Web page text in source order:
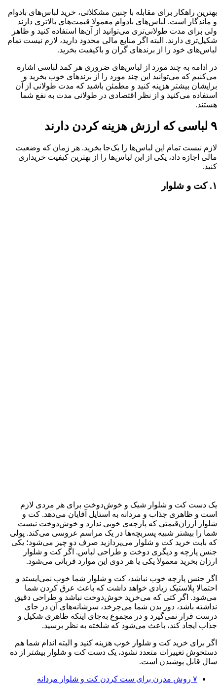
بهترین راهکار برای مقابله با چنین مشکلاتی، خرید لباس‌های بادوام
و ماندگار است. لباس‌های بادوام معمولا قیمت‌های بالاتری دارند
ولی برای مدت طولانی‌تری می‌توانید از آن‌ها استفاده کنید و ظاهر
شکیل‌تری دارند. البته اگر منابع مالی محدود دارید، لازم نیست تمام
لباس‌های خود را از برندهای گران و باکیفیت بخرید.
در ادامه به چند مورد از لباس‌های ضروری هر کمد لباسی اشاره
می‌کنیم که می‌توانید این چند مورد را از برندهای خوب بخرید و
برایشان بیشتر هزینه کنید و مطمئن باشید که مدت طولانی از آن
استفاده می‌کنید و از نظر اقتصادی در طولانی مدت به نفع شما
هستند.
۹ لباسی که ارزش هزینه کردن دارند
لازم نیست تمام این لباس‌ها را یک‌جا بخرید. هر زمان که وضعیت
مالی اجازه داد، یکی از این لباس‌ها را از بهترین کیفیت خریداری
کنید.
۱. کت و شلوار
یک دست کت و شلوار شیک و خوش‌دوخت برای هر مردی لازم
است و ظاهری جذاب و مردانه به استایل آقایان می‌دهد. کت و
شلوار ارزان‌قیمتی که پارچه‌ی خوبی ندارد و خوش‌دوخت نیست
شما را بیشتر شبیه پسربچه‌ها در یک مراسم عروسی می‌کند. پولی
که بابت خرید کت و شلوار می‌پردازید صرف دو چیز می‌شود؛ یکی
جنس پارچه و دیگری دوخت و طراحی لباس. اگر کت و شلوار
ارزان بخرید معمولا یکی یا هر دوی این موارد قربانی می‌شود.
اگر جنس پارچه خوب نباشد، کت و شلوار شما خوب نمی‌ایستد و
احتمالا پلاستیک زیادی خواهد داشت که باعث عرق کردن شما
می‌شود. اگر کتی که می‌خرید خوش‌دوخت نباشد و طراحی دقیق
نداشته باشد، دور بدن شما می‌چرخد، سرشانه‌های آن در جای
درست قرار نمی‌گیرد و در مجموع به‌جای اینکه ظاهری شکیل و
جذاب ایجاد کند، باعث می‌شود که شلخته به نظر برسید.
اگر برای خرید کت و شلوار خوب هزینه کنید و البته اندام شما هم
دستخوش تغییرات متعدد نشود، یک دست کت و شلوار بیشتر از ده
سال قابل پوشیدن است.
۷ روش مدرن برای ست کردن کت و شلوار مردانه